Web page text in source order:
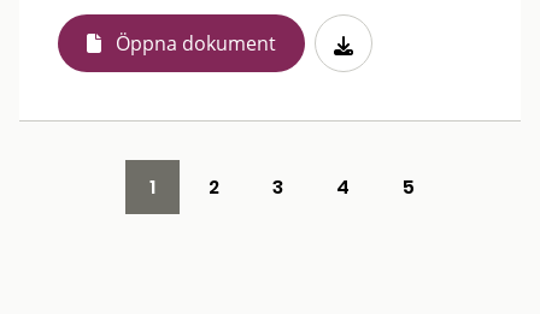
Öppna dokument
1 2 3 4 5